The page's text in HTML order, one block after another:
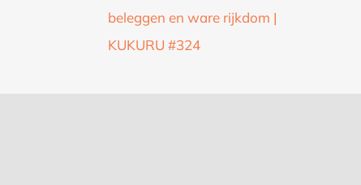
beleggen en ware rijkdom |
KUKURU #324